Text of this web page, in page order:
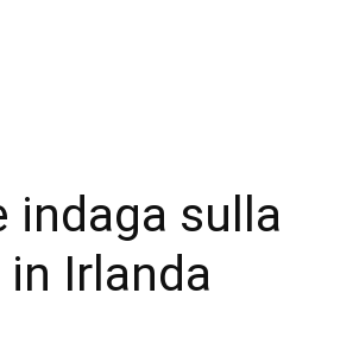
indaga sulla
Irlanda